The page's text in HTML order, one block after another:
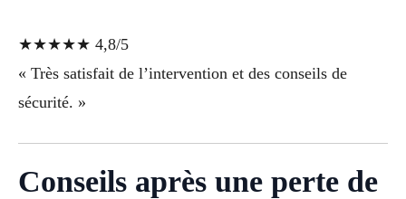
★★★★★ 4,8/5
« Très satisfait de l’intervention et des conseils de
sécurité. »
Conseils après une perte de